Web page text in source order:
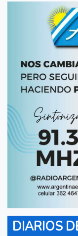
DIARIOS